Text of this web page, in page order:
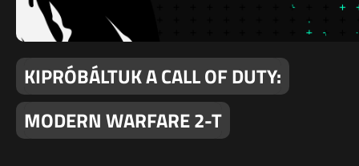
KIPRÓBÁLTUK A CALL OF DUTY:
MODERN WARFARE 2-T